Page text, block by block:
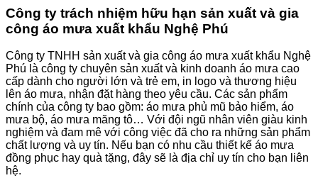
Công ty trách nhiệm hữu hạn sản xuất và gia
công áo mưa xuất khẩu Nghệ Phú
Công ty TNHH sản xuất và gia công áo mưa xuất khẩu Nghệ
Phú là công ty chuyên sản xuất và kinh doanh áo mưa cao
cấp dành cho người lớn và trẻ em, in logo và thương hiệu
lên áo mưa, nhận đặt hàng theo yêu cầu. Các sản phẩm
chính của công ty bao gồm: áo mưa phủ mũ bảo hiểm, áo
mưa bộ, áo mưa măng tô… Với đội ngũ nhân viên giàu kinh
nghiệm và đam mê với công việc đã cho ra những sản phẩm
chất lượng và uy tín. Nếu bạn có nhu cầu thiết kế áo mưa
đồng phục hay quà tặng, đây sẽ là địa chỉ uy tín cho bạn liên
hệ.